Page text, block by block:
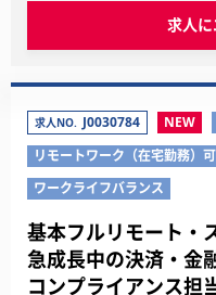
求人
求人NO. J0030784 NEW
リモートワーク（在宅勤務）可
ワークライフバランス
基本フルリモート・
急成長中の決済・金
コンプライアンス担